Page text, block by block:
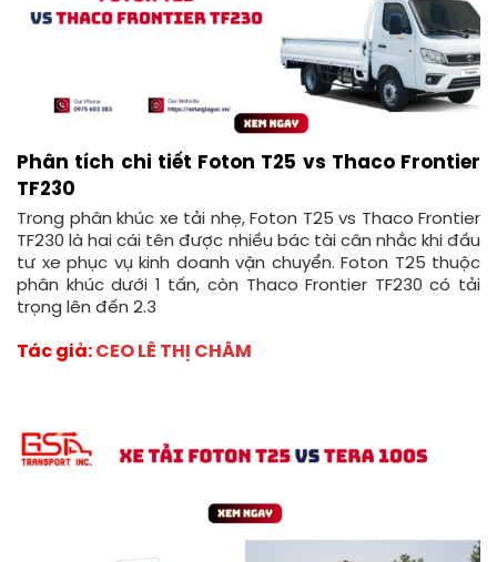
Phân tích chi tiết Foton T25 vs Thaco Frontier
TF230
Trong phân khúc xe tải nhẹ, Foton T25 vs Thaco Frontier
TF230 là hai cái tên được nhiều bác tài cân nhắc khi đầu
tư xe phục vụ kinh doanh vận chuyển. Foton T25 thuộc
phân khúc dưới 1 tấn, còn Thaco Frontier TF230 có tải
trọng lên đến 2.3
Tác giả: CEO LÊ THỊ CHÂM